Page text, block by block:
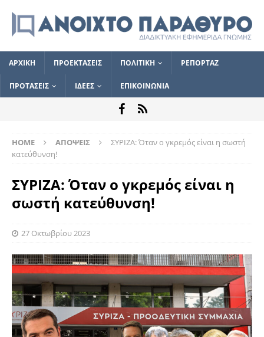
ΑΡΧΙΚΗ ΠΡΟΕΚΤΑΣΕΙΣ ΠΟΛΙΤΙΚΗ ΡΕΠΟΡΤΑΖ
ΠΡΟΤΑΣΕΙΣ ΙΔΕΕΣ ΕΠΙΚΟΙΝΩΝΙΑ
HOME ΑΠΟΨΕΙΣ
ΣΥΡΙΖΑ: Όταν ο γκρεμός είναι η σωστή
κατεύθυνση!
ΣΥΡΙΖΑ: Όταν ο γκρεμός είναι η
σωστή κατεύθυνση!
27 Οκτωβρίου 2023